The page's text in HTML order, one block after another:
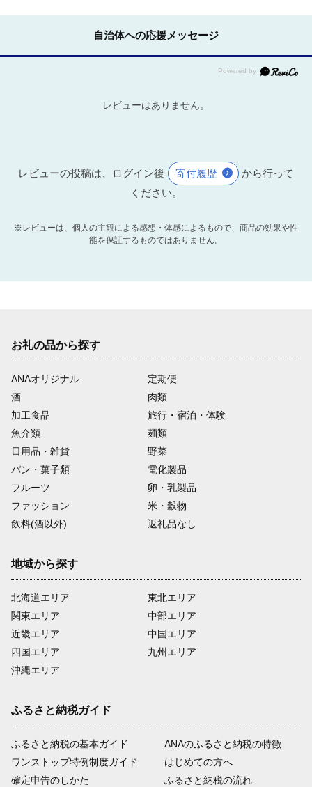
自治体への応援メッセージ
レビューはありません。
レビューの投稿は、ログイン後 寄付履歴
から行って
ください。
※レビューは、個人の主観による感想・体感によるもので、商品の効果や性
能を保証するものではありません。
お礼の品から探す
ANAオリジナル
定期便
酒
肉類
加工食品
旅行・宿泊・体験
魚介類
麺類
日用品・雑貨
野菜
パン・菓子類
電化製品
フルーツ
卵・乳製品
ファッション
米・穀物
飲料(酒以外)
返礼品なし
地域から探す
北海道エリア
関東エリア
近畿エリア
四国エリア
沖縄エリア
東北エリア
中部エリア
中国エリア
九州エリア
ふるさと納税ガイド
ふるさと納税の基本ガイド
ワンストップ特例制度ガイド
確定申告のしかた
ANAのふるさと納税の特徴
はじめての方へ
ふるさと納税の流れ